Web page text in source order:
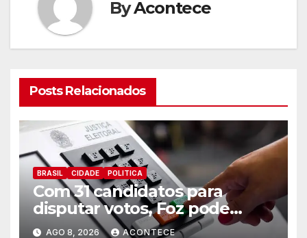
ByAcontece
Posts Relacionados
BRASIL CIDADE POLITICA
Com 31 candidatos para
disputar votos, Foz pode
perder representatividade
AGO 8, 2026 ACONTECE